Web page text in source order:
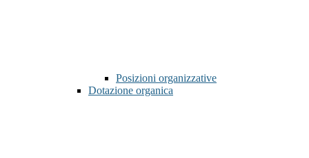
Posizioni organizzative
Dotazione organica